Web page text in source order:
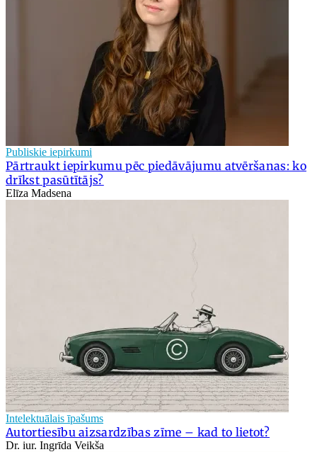
Publiskie iepirkumi
Pārtraukt iepirkumu pēc piedāvājumu atvēršanas: ko
drīkst pasūtītājs?
Elīza Madsena
Intelektuālais īpašums
Autortiesību aizsardzības zīme – kad to lietot?
Dr. iur. Ingrīda Veikša